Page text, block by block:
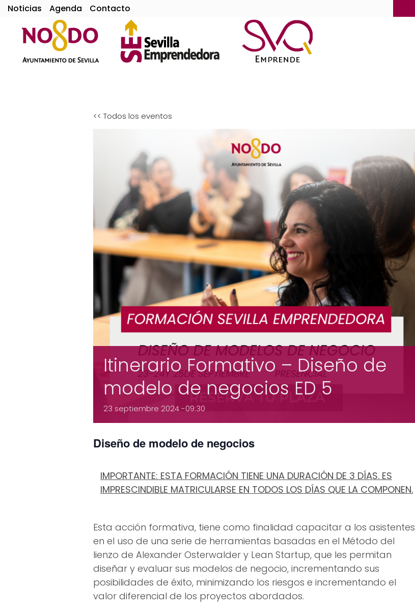
Noticias Agenda Contacto
<< Todos los eventos
Itinerario Formativo – Diseño de
modelo de negocios ED 5
23 septiembre 2024 -09:30
Diseño de modelo de negocios
IMPORTANTE: ESTA FORMACIÓN TIENE UNA DURACIÓN DE 3 DÍAS. ES
IMPRESCINDIBLE MATRICULARSE EN TODOS LOS DÍAS QUE LA COMPONEN.
Esta acción formativa, tiene como finalidad capacitar a los asistentes
en el uso de una serie de herramientas basadas en el Método del
lienzo de Alexander Osterwalder y Lean Startup, que les permitan
diseñar y evaluar sus modelos de negocio, incrementando sus
posibilidades de éxito, minimizando los riesgos e incrementando el
valor diferencial de los proyectos abordados.